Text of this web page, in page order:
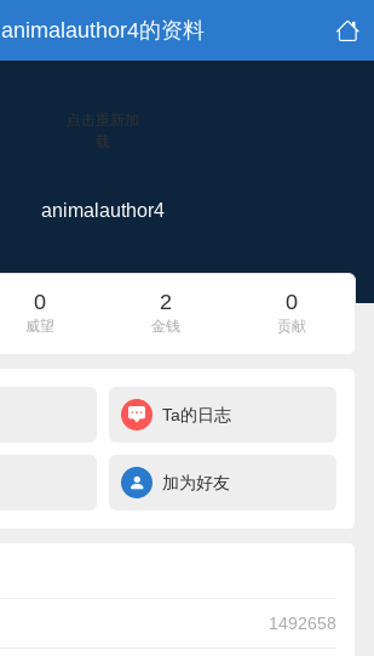
animalauthor4的资料
点击重新加
载
animalauthor4
0
威望
2
金钱
0
贡献
Ta的日志
加为好友
1492658